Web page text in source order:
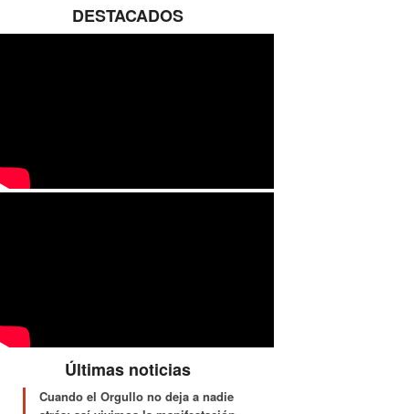
DESTACADOS
Últimas noticias
Cuando el Orgullo no deja a nadie